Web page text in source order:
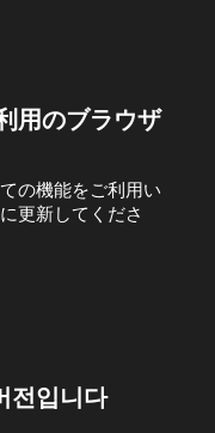
用のブラウザ
の機能をご利用い
更新してくださ
전입니다